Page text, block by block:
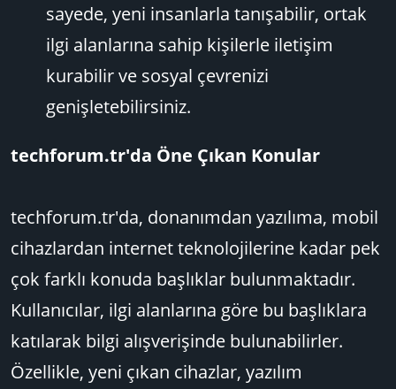
sayede, yeni insanlarla tanışabilir, ortak
ilgi alanlarına sahip kişilerle iletişim
kurabilir ve sosyal çevrenizi
genişletebilirsiniz.
techforum.tr'da Öne Çıkan Konular
techforum.tr'da, donanımdan yazılıma, mobil
cihazlardan internet teknolojilerine kadar pek
çok farklı konuda başlıklar bulunmaktadır.
Kullanıcılar, ilgi alanlarına göre bu başlıklara
katılarak bilgi alışverişinde bulunabilirler.
Özellikle, yeni çıkan cihazlar, yazılım